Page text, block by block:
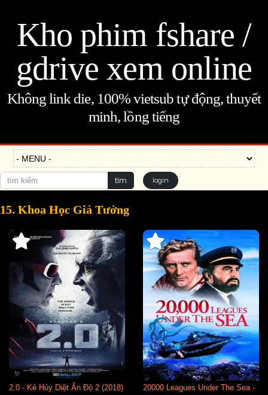
Kho phim fshare /
gdrive xem online
Không link die, 100% vietsub tự động, thuyết
minh, lồng tiếng
tìm login
15. Khoa Học Giả Tưởng
2.0 - Kẻ Hủy Diệt Ấn Độ 2 (2018)
20000 Leagues Under The Sea -